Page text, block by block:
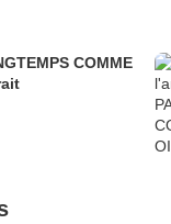
COMME